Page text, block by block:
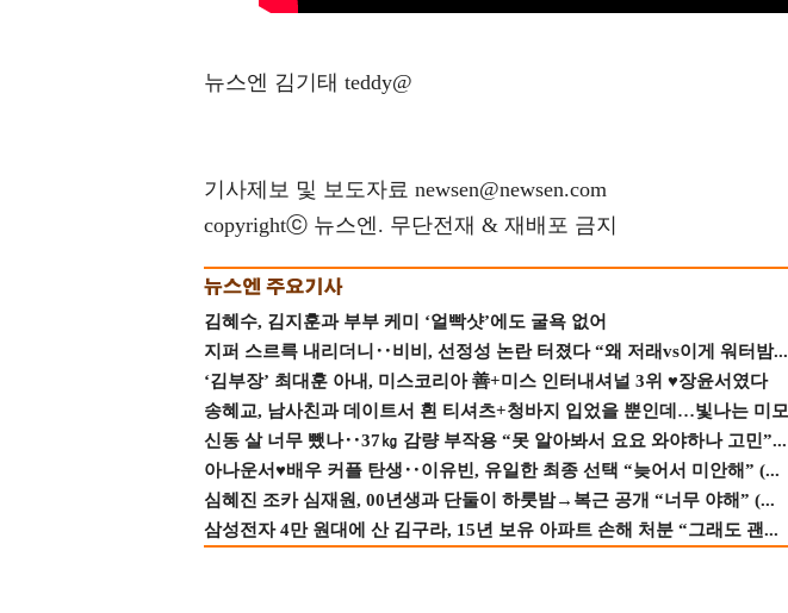
뉴스엔 김기태 teddy@
기사제보 및 보도자료 newsen@newsen.com
copyrightⓒ 뉴스엔. 무단전재 & 재배포 금지
김혜수, 김지훈과 부부 케미 ‘얼빡샷’에도 굴욕 없어
지퍼 스르륵 내리더니‥비비, 선정성 논란 터졌다 “왜 저래vs이게 워터밤...
‘김부장’ 최대훈 아내, 미스코리아 善+미스 인터내셔널 3위 ♥장윤서였다
송혜교, 남사친과 데이트서 흰 티셔츠+청바지 입었을 뿐인데…빛나는 미모
신동 살 너무 뺐나‥37㎏ 감량 부작용 “못 알아봐서 요요 와야하나 고민”...
아나운서♥배우 커플 탄생‥이유빈, 유일한 최종 선택 “늦어서 미안해” (...
심혜진 조카 심재원, 00년생과 단둘이 하룻밤→복근 공개 “너무 야해” (...
삼성전자 4만 원대에 산 김구라, 15년 보유 아파트 손해 처분 “그래도 괜...